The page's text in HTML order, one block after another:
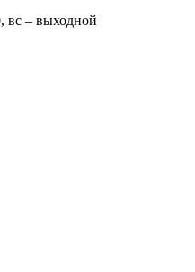
вс – выходной